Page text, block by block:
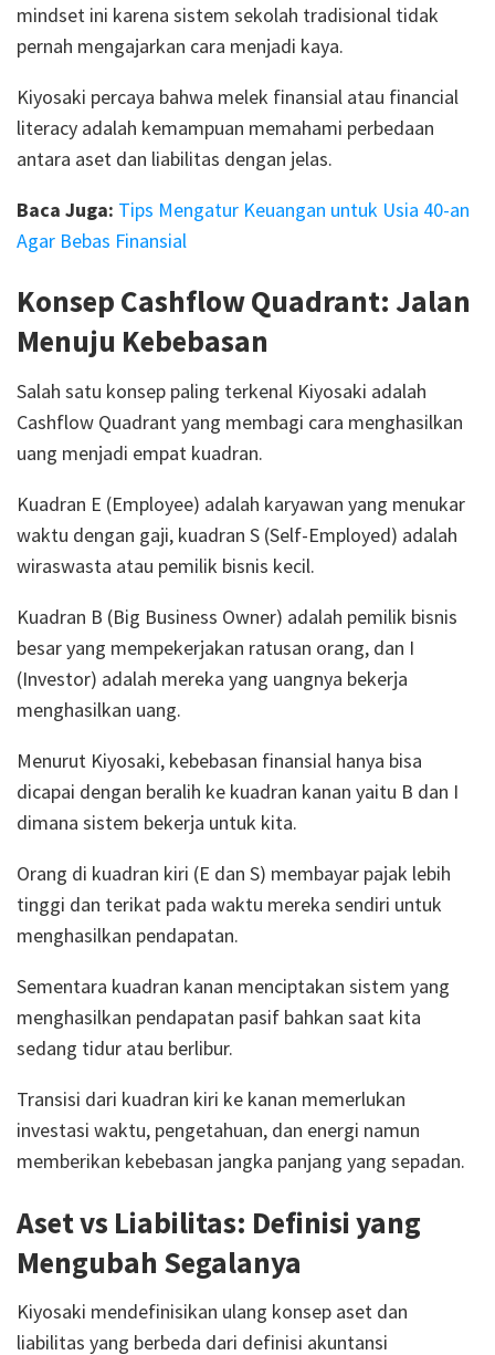
mindset ini karena sistem sekolah tradisional tidak
pernah mengajarkan cara menjadi kaya.
Kiyosaki percaya bahwa melek finansial atau financial
literacy adalah kemampuan memahami perbedaan
antara aset dan liabilitas dengan jelas.
Baca Juga: Tips Mengatur Keuangan untuk Usia 40-an
Agar Bebas Finansial
Konsep Cashflow Quadrant: Jalan
Menuju Kebebasan
Salah satu konsep paling terkenal Kiyosaki adalah
Cashflow Quadrant yang membagi cara menghasilkan
uang menjadi empat kuadran.
Kuadran E (Employee) adalah karyawan yang menukar
waktu dengan gaji, kuadran S (Self-Employed) adalah
wiraswasta atau pemilik bisnis kecil.
Kuadran B (Big Business Owner) adalah pemilik bisnis
besar yang mempekerjakan ratusan orang, dan I
(Investor) adalah mereka yang uangnya bekerja
menghasilkan uang.
Menurut Kiyosaki, kebebasan finansial hanya bisa
dicapai dengan beralih ke kuadran kanan yaitu B dan I
dimana sistem bekerja untuk kita.
Orang di kuadran kiri (E dan S) membayar pajak lebih
tinggi dan terikat pada waktu mereka sendiri untuk
menghasilkan pendapatan.
Sementara kuadran kanan menciptakan sistem yang
menghasilkan pendapatan pasif bahkan saat kita
sedang tidur atau berlibur.
Transisi dari kuadran kiri ke kanan memerlukan
investasi waktu, pengetahuan, dan energi namun
memberikan kebebasan jangka panjang yang sepadan.
Aset vs Liabilitas: Definisi yang
Mengubah Segalanya
Kiyosaki mendefinisikan ulang konsep aset dan
liabilitas yang berbeda dari definisi akuntansi